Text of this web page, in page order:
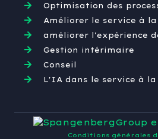
Optimisation des
Améliorer le service à
améliorer l'expérience
Gestion intérimaire
Conseil
L'IA dans le service à
Conditions générales